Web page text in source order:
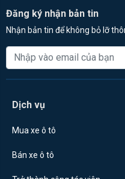
Đăng ký nhận bản tin
Nhận bản tin để không bỏ lỡ
Dịch vụ
Mua xe ô tô
Bán xe ô tô